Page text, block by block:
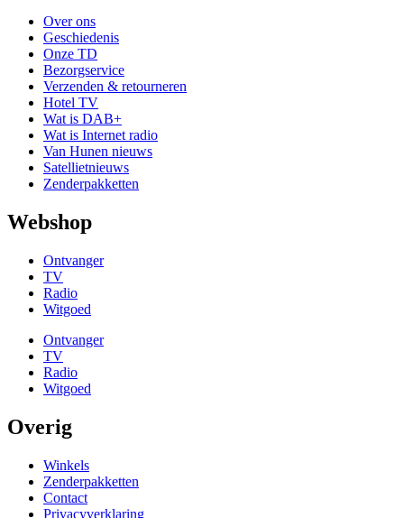
Over ons
Geschiedenis
Onze TD
Bezorgservice
Verzenden & retourneren
Hotel TV
Wat is DAB+
Wat is Internet radio
Van Hunen nieuws
Satellietnieuws
Zenderpakketten
Webshop
Ontvanger
TV
Radio
Witgoed
Ontvanger
TV
Radio
Witgoed
Overig
Winkels
Zenderpakketten
Contact
Privacyverklaring